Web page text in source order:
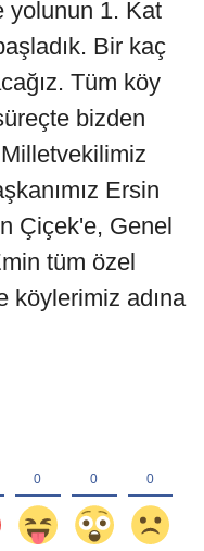
yolunun 1. Kat
Bir kaç
Tüm köy
bizden
Ersin
Çiçek'e, Genel
tüm özel
köylerimiz adına